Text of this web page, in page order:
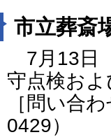
市立葬斎
7月13日
守点検お
［問い合
0429）